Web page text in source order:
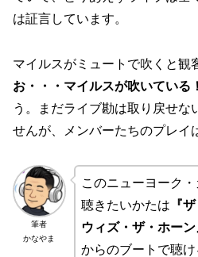
は証言しています。
マイルスがミュートで吹くと観
お・・・マイルスが吹いている
う。まだライブ勘は取り戻せな
せんが、メンバーたちのプレイ
筆者
かなやま
このニューヨーク
聴きたいかたは 『
ウィズ・ザ・ホーン
からのブートで聴け